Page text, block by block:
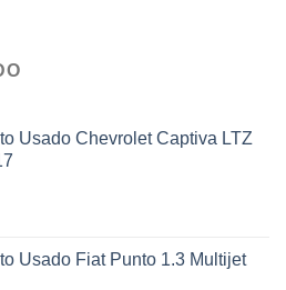
Usado Chevrolet Captiva LTZ
Usado Fiat Punto 1.3 Multijet